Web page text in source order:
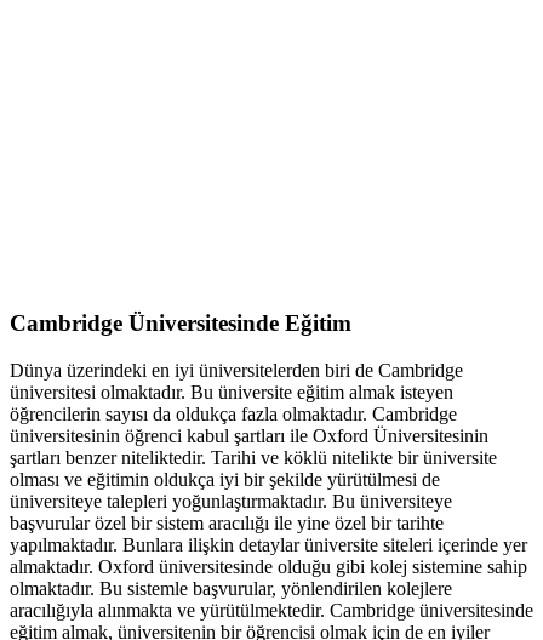
Cambridge Üniversitesinde Eğitim
Dünya üzerindeki en iyi üniversitelerden biri de Cambridge
üniversitesi olmaktadır. Bu üniversite eğitim almak isteyen
öğrencilerin sayısı da oldukça fazla olmaktadır. Cambridge
üniversitesinin öğrenci kabul şartları ile Oxford Üniversitesinin
şartları benzer niteliktedir. Tarihi ve köklü nitelikte bir üniversite
olması ve eğitimin oldukça iyi bir şekilde yürütülmesi de
üniversiteye talepleri yoğunlaştırmaktadır. Bu üniversiteye
başvurular özel bir sistem aracılığı ile yine özel bir tarihte
yapılmaktadır. Bunlara ilişkin detaylar üniversite siteleri içerinde yer
almaktadır. Oxford üniversitesinde olduğu gibi kolej sistemine sahip
olmaktadır. Bu sistemle başvurular, yönlendirilen kolejlere
aracılığıyla alınmakta ve yürütülmektedir. Cambridge üniversitesinde